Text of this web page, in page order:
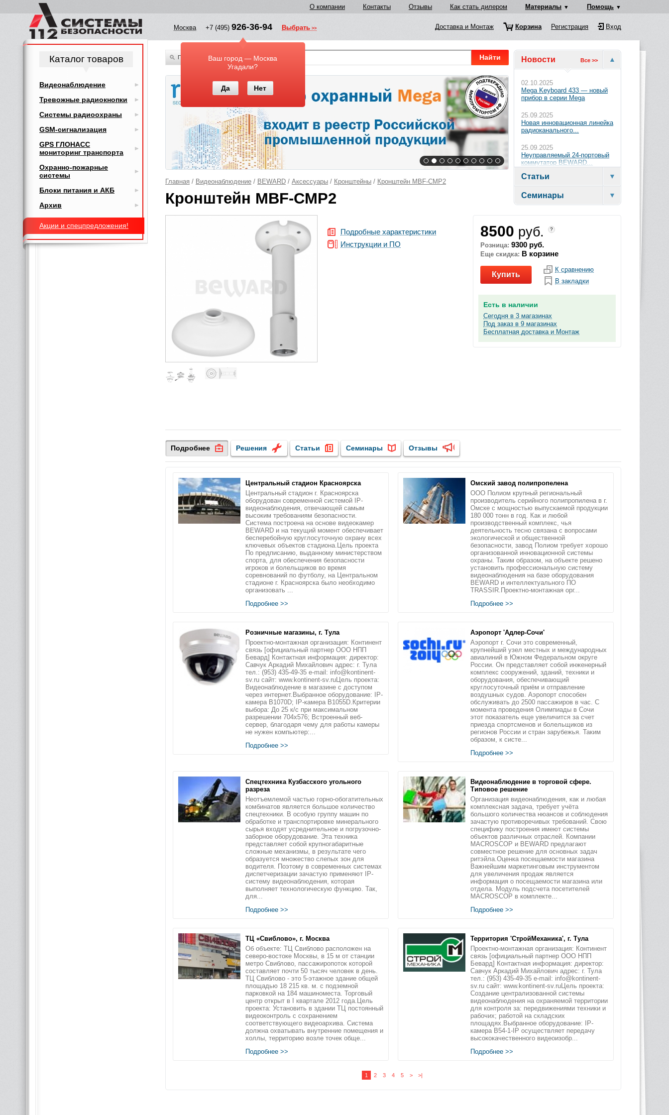
О компании Контакты Отзывы Как стать дилером Материалы Помощь
Москва +7 (495) 926-36-94
Ваш город — Москва
Угадали?
Да Нет
Выбрать Доставка и Монтаж Корзина Регистрация Вход
Новости Все >>
02.10.2025
Mega Keyboard 433 — новый
прибор в серии Mega
25.09.2025
Новая инновационная линейка
радиоканального...
25.09.2025
Неуправляемый 24-портовый
коммутатор BEWARD...
Статьи
Семинары
По всему каталогу Найти
Главная / Видеонаблюдение / BEWARD / Аксессуары / Кронштейны / Кронштейн MBF-CMP2
Кронштейн MBF-CMP2
8500 руб. ?
Розница: 9300 руб.
Еще скидка: В корзине
Купить
К сравнению
В закладки
Есть в наличии
Сегодня в 3 магазинах
Под заказ в 9 магазинах
Бесплатная доставка и Монтаж
Подробные характеристики
Инструкции и ПО
Подробнее Решения Статьи Семинары Отзывы
Центральный стадион Красноярска
Центральный стадион г. Красноярска
оборудован современной системой IP-
видеонаблюдения, отвечающей самым
высоким требованиям безопасности.
Система построена на основе видеокамер
BEWARD и на текущий момент обеспечивает
бесперебойную круглосуточную охрану всех
ключевых объектов стадиона.Цель проекта
По предписанию, выданному министерством
спорта, для обеспечения безопасности
игроков и болельщиков во время
соревнований по футболу, на Центральном
стадионе г. Красноярска было необходимо
организовать ...
Подробнее >>
Омский завод полипропелена
ООО Полиом крупный региональный
производитель серийного полипропилена в г.
Омске с мощностью выпускаемой продукции
180 000 тонн в год. Как и любой
производственный комплекс, чья
деятельность тесно связана с вопросами
экологической и общественной
безопасности, завод Полиом требует хорошо
организованной инновационной системы
охраны. Таким образом, на объекте решено
установить профессиональную систему
видеонаблюдения на базе оборудования
BEWARD и интеллектуального ПО
TRASSIR.Проектно-монтажная орг...
Подробнее >>
Розничные магазины, г. Тула
Проектно-монтажная организация: Континент
связь [официальный партнер ООО НПП
Бевард] Контактная информация: директор:
Савчук Аркадий Михайлович адрес: г. Тула
тел.: (953) 435-49-35 e-mail: info@kontinent-
sv.ru сайт: www.kontinent-sv.ruЦель проекта:
Видеонаблюдение в магазине с доступом
через интернет.Выбранное оборудование: IP-
камера B1070D; IP-камера B1055D.Критерии
выбора: До 25 к/с при максимальном
разрешении 704х576; Встроенный веб-
сервер, благодаря чему для работы камеры
не нужен компьютер:...
Подробнее >>
Аэропорт 'Адлер-Сочи'
Аэропорт г. Сочи это современный,
крупнейший узел местных и международных
авиалиний в Южном Федеральном округе
России. Он представляет собой инженерный
комплекс сооружений, зданий, техники и
оборудования, обеспечивающий
круглосуточный приём и отправление
воздушных судов. Аэропорт способен
обслуживать до 2500 пассажиров в час. С
момента проведения Олимпиады в Сочи
этот показатель еще увеличится за счет
приезда спортсменов и болельщиков из
регионов России и стран зарубежья. Таким
образом, к систе...
Подробнее >>
Спецтехника Кузбасского угольного
разреза
Неотъемлемой частью горно-обогатительных
комбинатов является большое количество
спецтехники. В особую группу машин по
обработке и транспортировке минерального
сырья входят усреднительное и погрузочно-
заборное оборудование. Эта техника
представляет собой крупногабаритные
сложные механизмы, в результате чего
образуется множество слепых зон для
водителя. Поэтому в современных системах
диспетчеризации зачастую применяют IP-
систему видеонаблюдения, которая
выполняет технологическую функцию. Так,
для...
Подробнее >>
Видеонаблюдение в торговой сфере.
Типовое решение
Организация видеонаблюдения, как и любая
комплексная задача, требует учёта
большого количества нюансов и соблюдения
зачастую противоречивых требований. Свою
специфику построения имеют системы
объектов различных отраслей. Компании
MACROSCOP и BEWARD предлагают
совместное решение для основных задач
ритэйла.Оценка посещаемости магазина
Важнейшим маркетинговым инструментом
для увеличения продаж является
информация о посещаемости магазина или
отдела. Модуль подсчета посетителей
MACROSCOP в комплекте...
Подробнее >>
ТЦ «Свиблово», г. Москва
Об объекте: ТЦ Свиблово расположен на
северо-востоке Москвы, в 15 м от станции
метро Свиблово, пассажиропоток которой
составляет почти 50 тысяч человек в день.
ТЦ Свиблово - это 5-этажное здание общей
площадью 18 215 кв. м. с подземной
парковкой на 184 машиноместа. Торговый
центр открыт в I квартале 2012 года.Цель
проекта: Установить в здании ТЦ постоянный
видеоконтроль с сохранением
соответствующего видеоархива. Система
должна охватывать внутренние помещения и
холлы, территорию возле точек обще...
Подробнее >>
Территория 'СтройМеханика', г. Тула
Проектно-монтажная организация: Континент
связь [официальный партнер ООО НПП
Бевард] Контактная информация: директор:
Савчук Аркадий Михайлович адрес: г. Тула
тел.: (953) 435-49-35 e-mail: info@kontinent-
sv.ru сайт: www.kontinent-sv.ruЦель проекта:
Создание централизованной системы
видеонаблюдения на охраняемой территории
для контроля за: передвижениями техники и
рабочих; работой на складских
площадях.Выбранное оборудование: IP-
камера B54-1-IP осуществляет передачу
высококачественного видеоизобр...
Подробнее >>
1 2 3 4 5 > >|
Каталог товаров
Видеонаблюдение
Тревожные радиокнопки
Системы радиоохраны
GSM-сигнализация
GPS ГЛОНАСС
мониторинг транспорта
Охранно-пожарные
системы
Блоки питания и АКБ
Архив
Акции и спецпредложения!